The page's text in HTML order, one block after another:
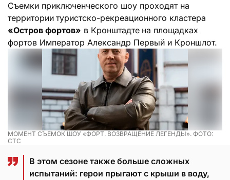
Съемки приключенческого шоу проходят на
территории туристско-рекреационного кластера
«Остров фортов» в Кронштадте на площадках
фортов Император Александр Первый и Кроншлот.
МОМЕНТ СЪЕМОК ШОУ «ФОРТ. ВОЗВРАЩЕНИЕ ЛЕГЕНДЫ». ФОТО:
СТС
В этом сезоне также больше сложных
испытаний: герои прыгают с крыши в воду,